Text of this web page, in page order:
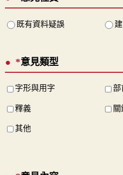
既有資料疑誤
*意見類型
字形與用字 部
釋義
其他